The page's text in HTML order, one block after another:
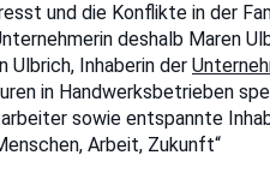
und die Konflikte in der
deshalb Maren
Inhaberin der
in Handwerksbetrieben
sowie entspannte
Arbeit, Zukunft“